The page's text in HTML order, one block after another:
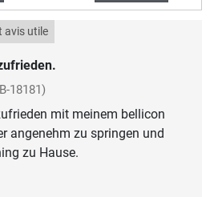
avis utile
18181)
mit meinem bellicon
angenehm zu springen und
zu Hause.